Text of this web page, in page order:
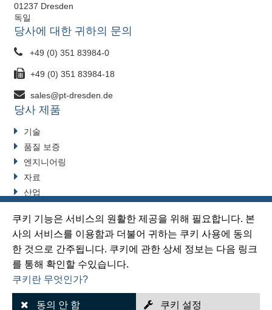
01237 Dresden
독일
당사에 대한 귀하의 문의
+49 (0) 351 83984-0
+49 (0) 351 83984-18
sales@pt-dresden.de
당사 제품
기술
품질 보증
엔지니어링
자료
산업
동의 변경
사이트맵
데이터 보호
쿠키 기능은 서비스의 원활한 제공을 위해 필요합니다. 본
사의 서비스를 이용함과 더불어 귀하는 쿠키 사용에 동의
한 것으로 간주됩니다. 쿠키에 관한 상세 정보는 다음 링크
를 통해 확인할 수있습니다.
쿠키란 무엇인가?
동의 안 함 쿠키 설정